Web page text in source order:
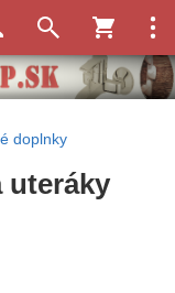
doplnky
uteráky